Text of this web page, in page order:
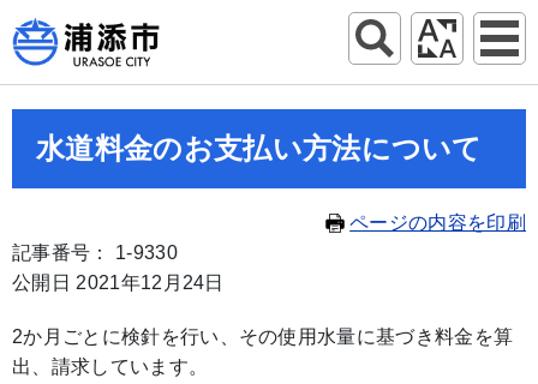
水道料金のお支払い方法について
ページの内容を印刷
記事番号： 1-9330
公開日 2021年12月24日
2か月ごとに検針を行い、その使用水量に基づき料金を算
出、請求しています。